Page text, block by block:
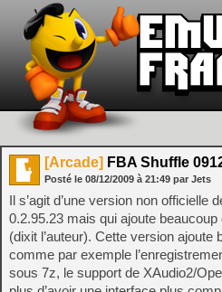
[Arcade] FBA Shuffle
Posté le 08/12/2009 à 21:49 par Jets
Il s’agit d’une version non officielle
0.2.95.23 mais qui ajoute
(dixit l’auteur). Cette version ajoute
comme par exemple
sous 7z, le support de XAudio2/